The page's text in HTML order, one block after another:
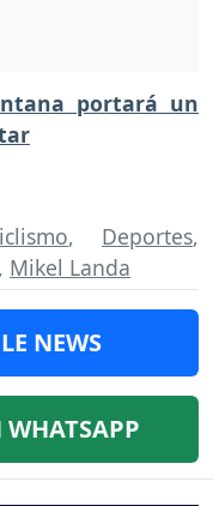
portará un
, Deportes,
, Mikel Landa
NEWS